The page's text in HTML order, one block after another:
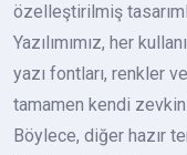
özelleştirilmiş
Yazılımımız, her
yazı fontları, renkler
tamamen kendi
Böylece, diğer hazır